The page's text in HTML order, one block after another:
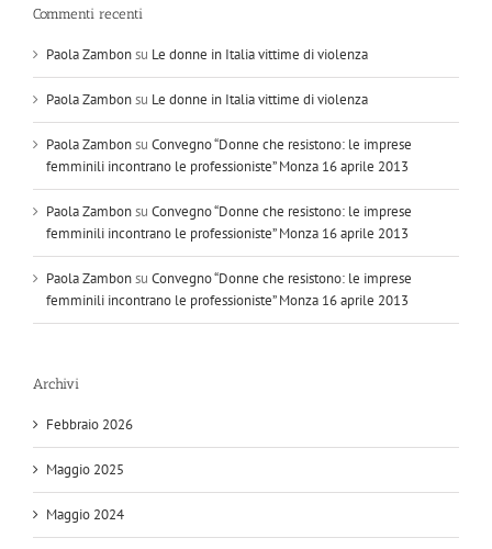
Commenti recenti
Paola Zambonsu Le donne in Italia vittime di violenza
Paola Zambonsu Le donne in Italia vittime di violenza
Paola Zambonsu Convegno “Donne che resistono: le imprese
femminili incontrano le professioniste” Monza 16 aprile 2013
Paola Zambonsu Convegno “Donne che resistono: le imprese
femminili incontrano le professioniste” Monza 16 aprile 2013
Paola Zambonsu Convegno “Donne che resistono: le imprese
femminili incontrano le professioniste” Monza 16 aprile 2013
Archivi
Febbraio 2026
Maggio 2025
Maggio 2024